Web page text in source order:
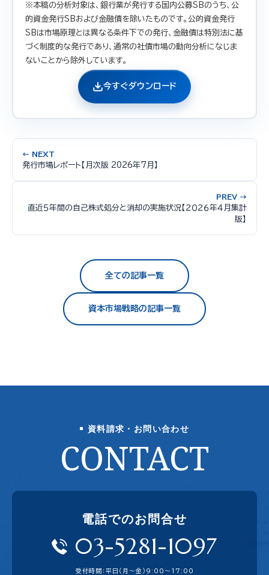
※本稿の分析対象は、銀行業が発行する国内公募SBのうち、公
的資金発行SBおよび金融債を除いたものです。公的資金発行
SBは市場原理とは異なる条件下での発行、金融債は特別法に基
づく制度的な発行であり、通常の社債市場の動向分析になじま
ないことから除外しています。
今すぐダウンロード
← NEXT
発行市場レポート【月次版 2026年7月】
PREV →
直近５年間の自己株式処分と消却の実施状況【２０２６年４月集計
版】
全ての記事一覧
資本市場戦略の記事一覧
資料請求・お問い合わせ
CONTACT
電話でのお問合せ
03-5281-1097
受付時間：平日（月〜金）9:00〜17:00